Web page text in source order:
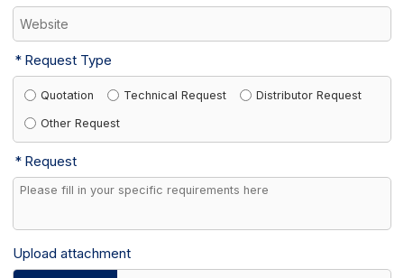
Request Type
Quotation Technical Request Distributor Request
Other Request
Request
Upload attachment